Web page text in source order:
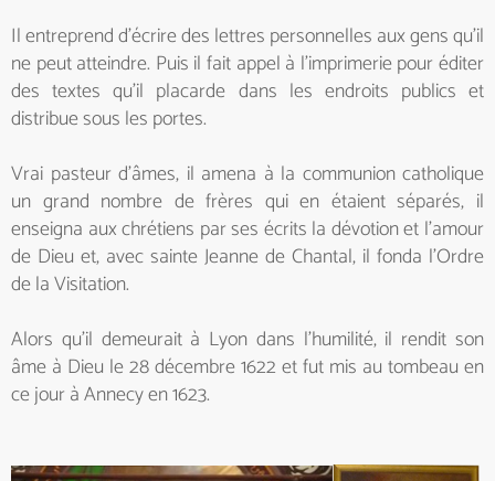
Il entreprend d'écrire des lettres personnelles aux gens qu'il
ne peut atteindre. Puis il fait appel à l'imprimerie pour éditer
des textes qu'il placarde dans les endroits publics et
distribue sous les portes.
Vrai pasteur d'âmes, il amena à la communion catholique
un grand nombre de frères qui en étaient séparés, il
enseigna aux chrétiens par ses écrits la dévotion et l'amour
de Dieu et, avec sainte Jeanne de Chantal, il fonda l'Ordre
de la Visitation.
Alors qu'il demeurait à Lyon dans l'humilité, il rendit son
âme à Dieu le 28 décembre 1622 et fut mis au tombeau en
ce jour à Annecy en 1623.